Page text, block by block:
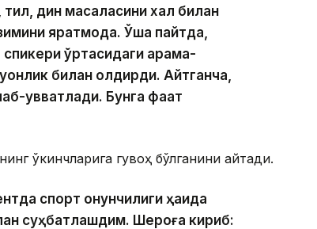
дин масаласини халқ билан
яратмоқда. Ўша пайтда,
ўртасидаги қарама-
билан қолдирди. Айтганча,
қувватлади. Бунга фақат
ўкинчларига гувоҳ бўлганини айтади.
спорт қонунчилиги ҳақида
суҳбатлашдим. Шероға кириб: